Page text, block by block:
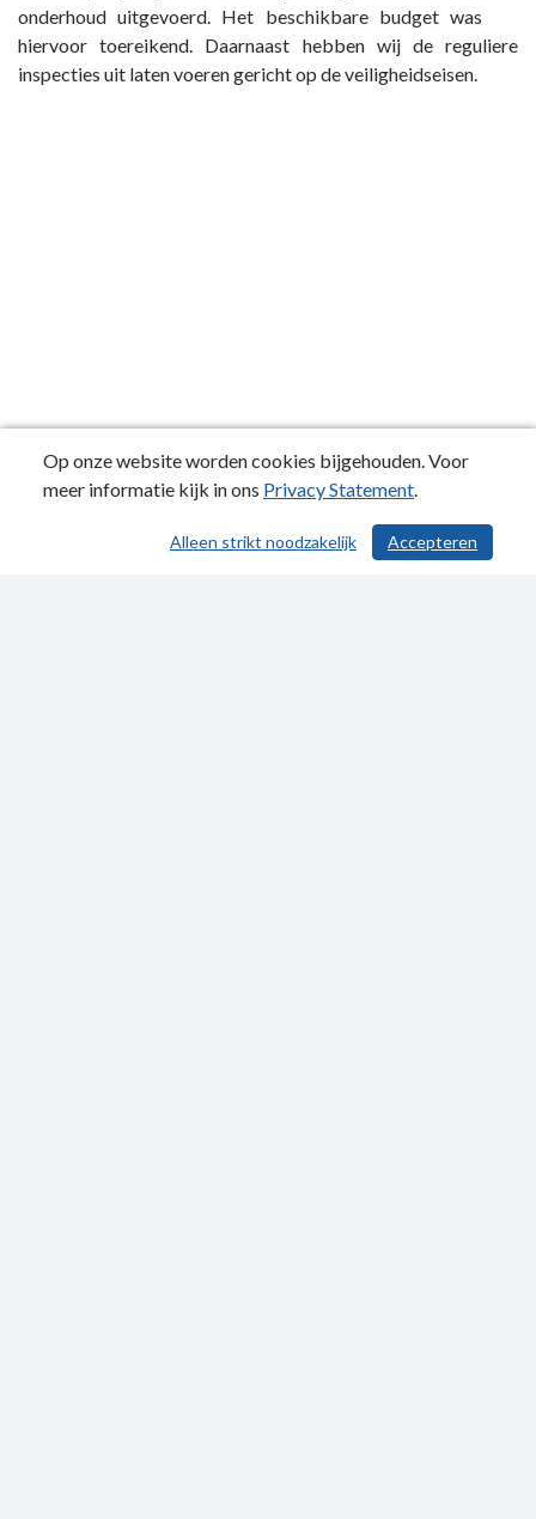
naar
navigatie
onderhoud uitgevoerd. Het beschikbare budget was
hiervoor toereikend. Daarnaast hebben wij de reguliere
inspecties uit laten voeren gericht op de veiligheidseisen.
/ 572
Op onze website worden cookies bijgehouden. Voor
meer informatie kijk in ons Privacy Statement.
Accepteren
Alleen strikt noodzakelijk